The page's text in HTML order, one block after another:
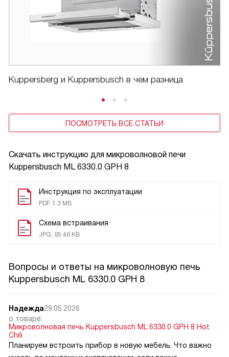
Скачать инструкцию для микроволновой печи
Kuppersbusch ML 6330.0 GPH 8
Инструкция по эксплуатации
PDF, 1.3 MB
Схема встраивания
JPG, 95.46 KB
Kuppersberg и Kuppersbusch в чем разница
ПОСМОТРЕТЬ ВСЕ СТАТЬИ
Вопросы и ответы на микроволновую печь
Kuppersbusch ML 6330.0 GPH 8
Надежда29.05.2026
о товаре:
Микроволновая печь Kuppersbusch ML 6330.0 GPH 8 Hot
Chili
Планируем встроить прибор в новую мебель. Что важно